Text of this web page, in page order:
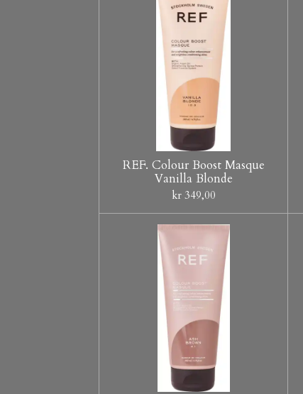
REF. Colour Boost Masque
Vanilla Blonde
kr 349,00